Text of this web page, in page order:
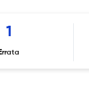
1
Errata